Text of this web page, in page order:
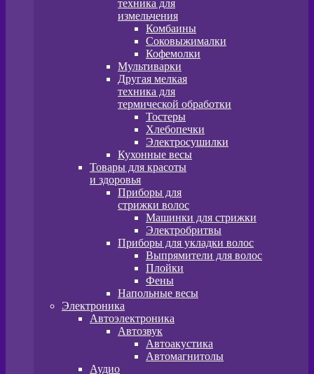
техника для
измельчения
Комбаины
Соковыжималки
Кофемолки
Мультиварки
Другая мелкая
техника для
термической обработки
Тостеры
Хлебопечки
Электросушилки
Кухонные весы
Товары для красоты
и здоровья
Приборы для
стрижки волос
Машинки для стрижки
Электробритвы
Приборы для укладки волос
Выпрямители для волос
Плойки
Фены
Напольные весы
Электроника
Автоэлектроника
Автозвук
Автоакустика
Автомагнитолы
Аудио